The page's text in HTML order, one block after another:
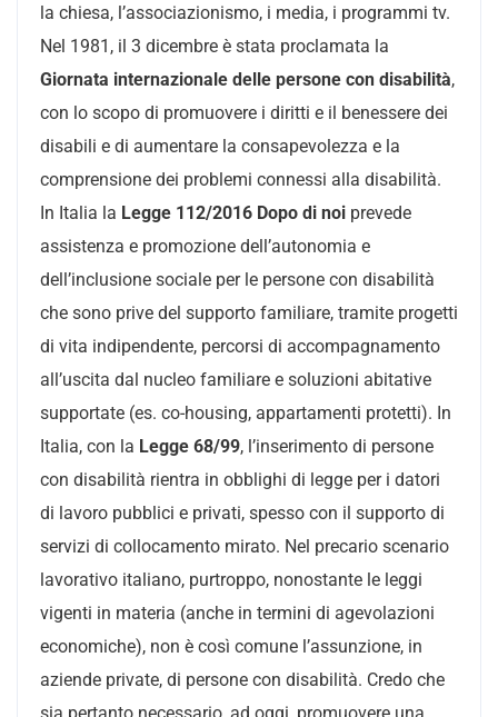
la chiesa, l’associazionismo, i media, i programmi tv.
Nel 1981, il 3 dicembre è stata proclamata la
Giornata internazionale delle persone con disabilità,
con lo scopo di promuovere i diritti e il benessere dei
disabili e di aumentare la consapevolezza e la
comprensione dei problemi connessi alla disabilità.
In Italia la Legge 112/2016 Dopo di noi prevede
assistenza e promozione dell’autonomia e
dell’inclusione sociale per le persone con disabilità
che sono prive del supporto familiare, tramite progetti
di vita indipendente, percorsi di accompagnamento
all’uscita dal nucleo familiare e soluzioni abitative
supportate (es. co-housing, appartamenti protetti). In
Italia, con la Legge 68/99, l’inserimento di persone
con disabilità rientra in obblighi di legge per i datori
di lavoro pubblici e privati, spesso con il supporto di
servizi di collocamento mirato. Nel precario scenario
lavorativo italiano, purtroppo, nonostante le leggi
vigenti in materia (anche in termini di agevolazioni
economiche), non è così comune l’assunzione, in
aziende private, di persone con disabilità. Credo che